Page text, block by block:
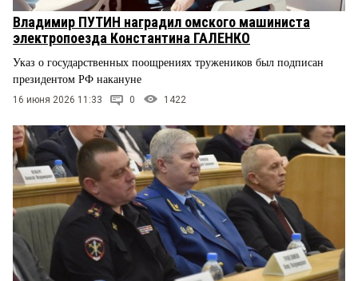
Владимир ПУТИН наградил омского машиниста
электропоезда Константина ГАЛЕНКО
Указ о государственных поощрениях тружеников был подписан
президентом РФ накануне
16 июня 2026 11:33 0 1422